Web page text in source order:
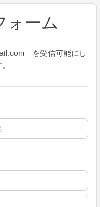
ォーム
を受信可能にし
の名